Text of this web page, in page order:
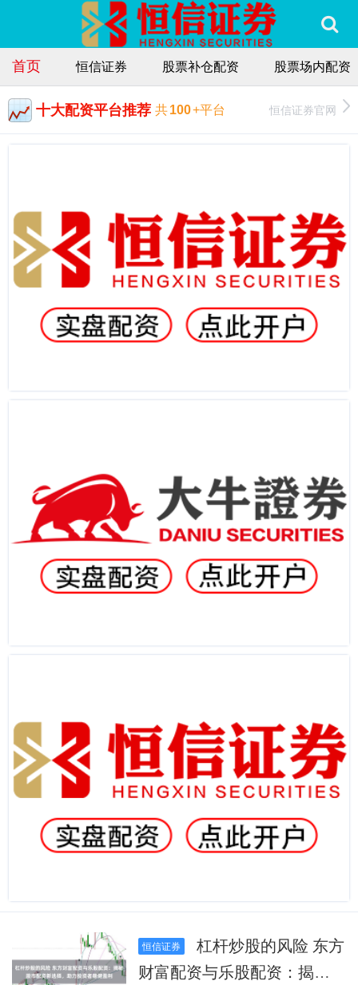
首页 恒信证券 股票补仓配资 股票场内配资
十大配资平台推荐 共100+平台 恒信证券官网
恒信证券
杠杆炒股的风险 东方
财富配资与乐股配资：揭秘